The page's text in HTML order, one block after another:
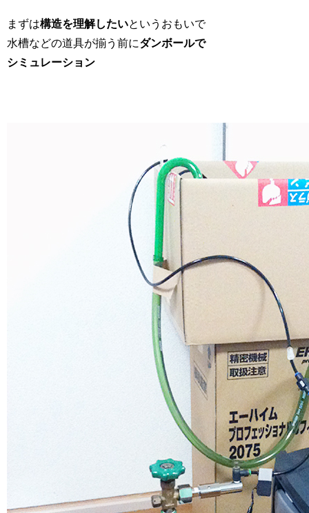
まずは構造を理解したいというおもいで
水槽などの道具が揃う前にダンボールで
シミュレーション